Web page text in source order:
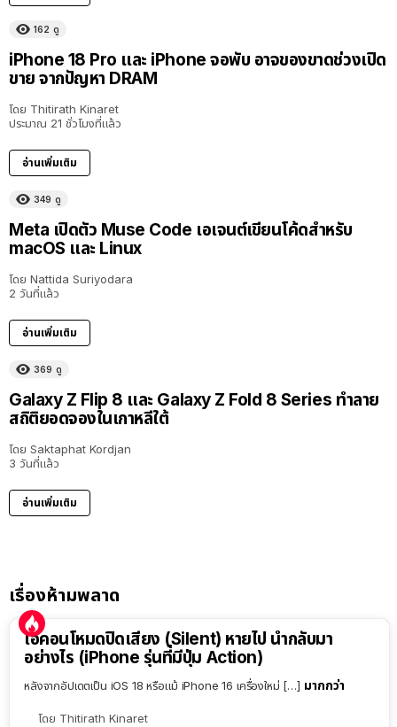
162 ดู
iPhone 18 Pro และ iPhone จอพับ อาจของขาดช่วงเปิด
ขาย จากปัญหา DRAM
โดย Thitirath Kinaret
ประมาณ 21 ชั่วโมงที่แล้ว
อ่านเพิ่มเติม
349 ดู
Meta เปิดตัว Muse Code เอเจนต์เขียนโค้ดสำหรับ
macOS และ Linux
โดย Nattida Suriyodara
2 วันที่แล้ว
อ่านเพิ่มเติม
369 ดู
Galaxy Z Flip 8 และ Galaxy Z Fold 8 Series ทำลาย
สถิติยอดจองในเกาหลีใต้
โดย Saktaphat Kordjan
3 วันที่แล้ว
อ่านเพิ่มเติม
เรื่องห้ามพลาด
ไอคอนโหมดปิดเสียง (Silent) หายไป นำกลับมา
อย่างไร (iPhone รุ่นที่มีปุ่ม Action)
หลังจากอัปเดตเป็น iOS 18 หรือแม้ iPhone 16 เครื่องใหม่ […] มากกว่า
โดย Thitirath Kinaret